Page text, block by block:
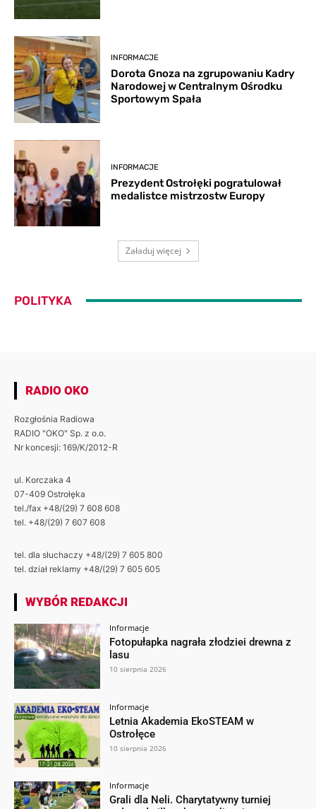
INFORMACJE
Dorota Gnoza na zgrupowaniu Kadry
Narodowej w Centralnym Ośrodku
Sportowym Spała
INFORMACJE
Prezydent Ostrołęki pogratulował
medalistce mistrzostw Europy
Załaduj więcej
POLITYKA
RADIO OKO
Rozgłośnia Radiowa
RADIO "OKO" Sp. z o.o.
Nr koncesji: 169/K/2012-R
ul. Korczaka 4
07-409 Ostrołęka
tel./fax +48/(29) 7 608 608
tel. +48/(29) 7 607 608
tel. dla słuchaczy +48/(29) 7 605 800
tel. dział reklamy +48/(29) 7 605 605
WYBÓR REDAKCJI
Informacje
Fotopułapka nagrała złodziei drewna z
lasu
10 sierpnia 2026
Informacje
Letnia Akademia EkoSTEAM w
Ostrołęce
10 sierpnia 2026
Informacje
Grali dla Neli. Charytatywny turniej